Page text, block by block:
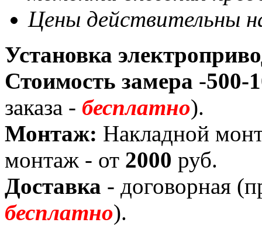
Цены действительны
Установка
Стоимость замера -500-
заказа - бесплатно).
Монтаж: Накладной
монтаж - от 2000 руб.
Доставка - договорная
бесплатно).